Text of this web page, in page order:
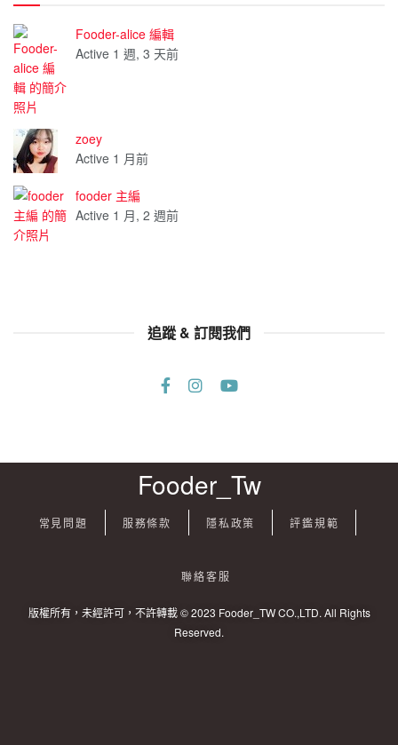
Fooder-alice 編輯
Active 1 週, 3 天前
zoey
Active 1 月前
fooder 主編
Active 1 月, 2 週前
追蹤 & 訂閱我們
Fooder_Tw
常見問題 服務條款 隱私政策 評鑑規範
聯絡客服
版權所有，未經許可，不許轉載 © 2023 Fooder_TW CO.,LTD. All Rights
Reserved.